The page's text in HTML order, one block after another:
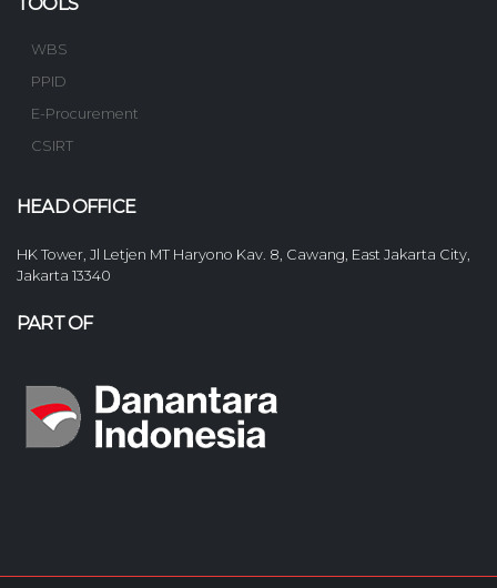
WBS
PPID
E-Procurement
CSIRT
HEAD OFFICE
HK Tower, Jl Letjen MT Haryono Kav. 8, Cawang, East Jakarta City,
Jakarta 13340
PART OF